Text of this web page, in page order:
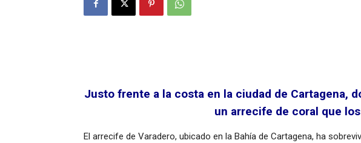
Justo frente a la costa en la ciudad de Cartagena,
un arrecife de coral que
El arrecife de Varadero, ubicado en la Bahía de Cartagena, ha